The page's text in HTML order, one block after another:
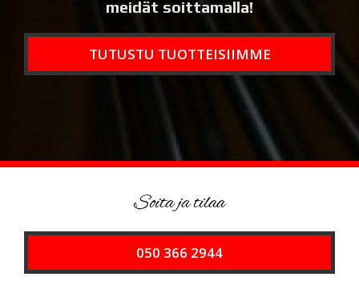
meidät soittamalla!
TUTUSTU TUOTTEISIIMME
Soita ja tilaa
050 366 2944